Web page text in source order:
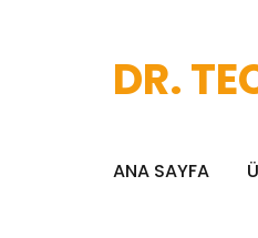
DR.
ANA SAYFA